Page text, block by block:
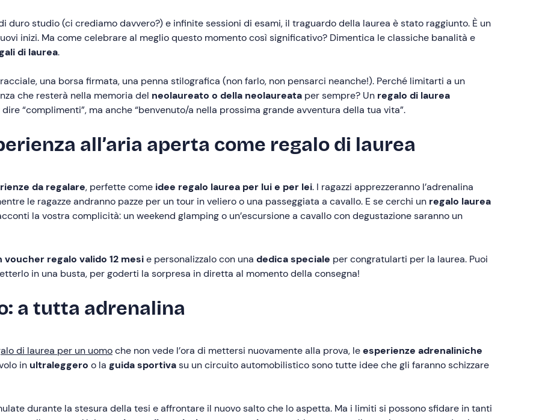
duro studio (ci crediamo davvero?) e infinite sessioni di esami, il traguardo della laurea è stato raggiunto. È un
inizi. Ma come celebrare al meglio questo momento così significativo? Dimentica le classiche banalità e
di laurea.
una borsa firmata, una penna stilografica (non farlo, non pensarci neanche!). Perché limitarti a un
che resterà nella memoria del neolaureato o della neolaureata per sempre? Un regalo di laurea
“complimenti”, ma anche “benvenuto/a nella prossima grande avventura della tua vita”.
all’aria aperta come regalo di laurea
da regalare, perfette come idee regalo laurea per lui e per lei. I ragazzi apprezzeranno l’adrenalina
le ragazze andranno pazze per un tour in veliero o una passeggiata a cavallo. E se cerchi un regalo laurea
la vostra complicità: un weekend glamping o un’escursione a cavallo con degustazione saranno un
voucher regalo valido 12 mesie personalizzalo con una dedica speciale per congratularti per la laurea. Puoi
in una busta, per goderti la sorpresa in diretta al momento della consegna!
a tutta adrenalina
di laurea per un uomoche non vede l’ora di mettersi nuovamente alla prova, leesperienze adrenaliniche
in ultraleggero o la guida sportivasu un circuito automobilistico sono tutte idee che gli faranno schizzare
durante la stesura della tesi e affrontare il nuovo salto che lo aspetta. Ma i limiti si possono sfidare in tanti